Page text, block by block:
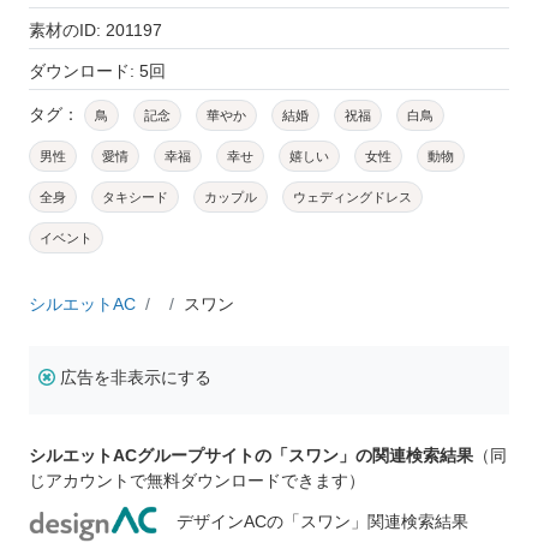
素材のID: 201197
ダウンロード: 5回
タグ： 鳥 記念 華やか 結婚 祝福 白鳥
男性 愛情 幸福 幸せ 嬉しい 女性 動物
全身 タキシード カップル ウェディングドレス
イベント
シルエットAC スワン
広告を非表示にする
シルエットACグループサイトの「スワン」の関連検索結果 （同
じアカウントで無料ダウンロードできます）
デザインACの「スワン」関連検索結果